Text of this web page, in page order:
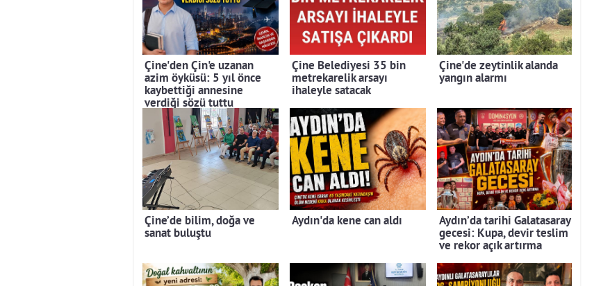
Çine'den Çin'e uzanan
azim öyküsü: 5 yıl önce
kaybettiği annesine
verdiği sözü tuttu
Çine Belediyesi 35 bin
metrekarelik arsayı
ihaleyle satacak
Çine'de zeytinlik alanda
yangın alarmı
Çine’de bilim, doğa ve
sanat buluştu
Aydın'da kene can aldı
Aydın’da tarihi Galatasaray
gecesi: Kupa, devir teslim
ve rekor açık artırma